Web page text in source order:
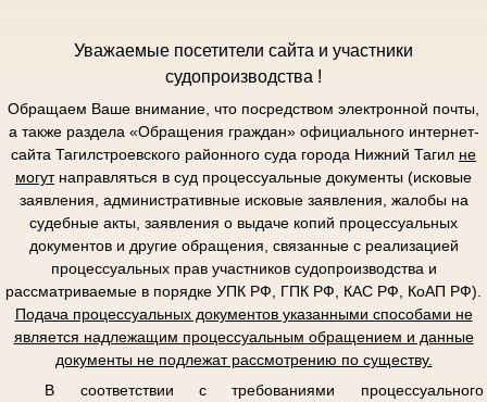
Уважаемые посетители сайта и участники
судопроизводства !
Обращаем Ваше внимание, что посредством электронной почты,
а также раздела «Обращения граждан» официального интернет-
сайта Тагилстроевского районного суда города Нижний Тагил не
могутнаправляться в суд процессуальные документы (исковые
заявления, административные исковые заявления, жалобы на
судебные акты, заявления о выдаче копий процессуальных
документов и другие обращения, связанные с реализацией
процессуальных прав участников судопроизводства и
рассматриваемые в порядке УПК РФ, ГПК РФ, КАС РФ, КоАП РФ).
Подача процессуальных документов указанными способами не
является надлежащим процессуальным обращением и данные
документы не подлежат рассмотрению по существу.
В соответствии с требованиями процессуального